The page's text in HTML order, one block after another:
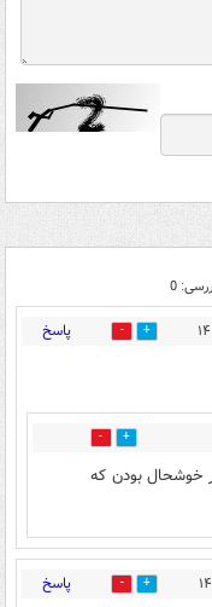
0
5 پاسخ
6
10 نفره النصر خوشحال بودن که
8 پاسخ